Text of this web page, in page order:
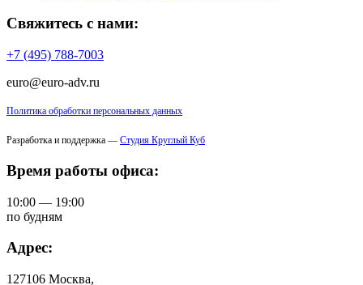
Свяжитесь с нами:
+7 (495) 788-7003
euro@euro-adv.ru
Политика обработки персональных данных
Разработка и поддержка — Студия Круглый Куб
Время работы офиса:
10:00 — 19:00
по будням
Адрес:
127106 Москва,